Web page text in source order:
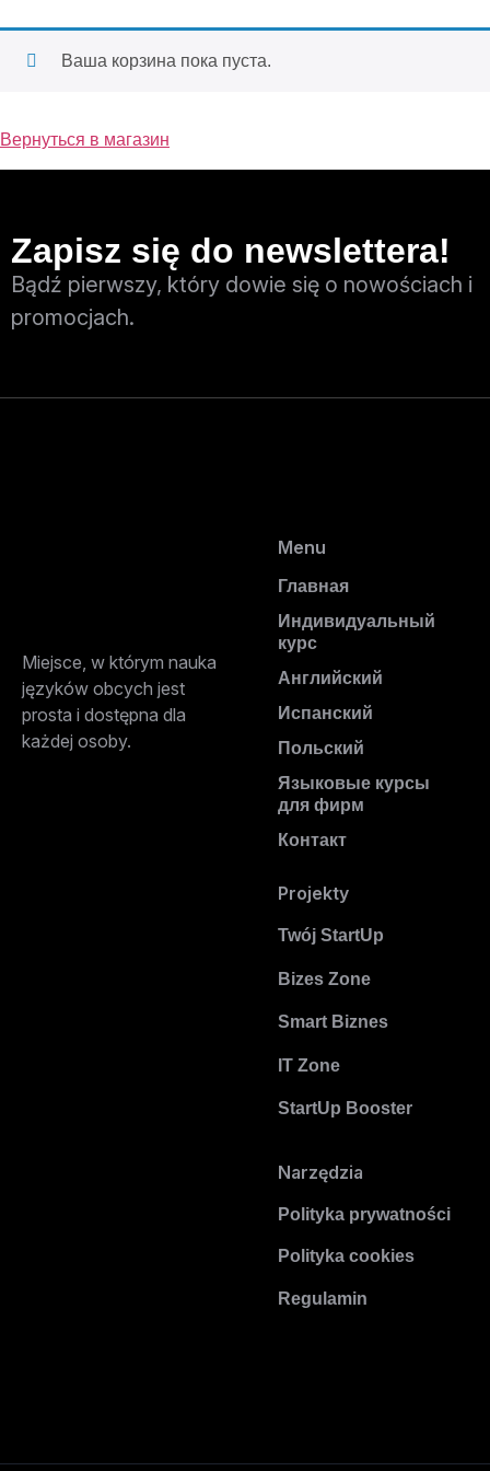
Ваша корзина пока пуста.
Вернуться в магазин
Zapisz się do newslettera!
Bądź pierwszy, który dowie się o nowościach i
promocjach.
Miejsce, w którym nauka
języków obcych jest
prosta i dostępna dla
każdej osoby.
Menu
Главная
Индивидуальный
курс
Английский
Испанский
Польский
Языковые курсы
для фирм
Контакт
Projekty
Twój StartUp
Bizes Zone
Smart Biznes
IT Zone
StartUp Booster
Narzędzia
Polityka prywatności
Polityka cookies
Regulamin